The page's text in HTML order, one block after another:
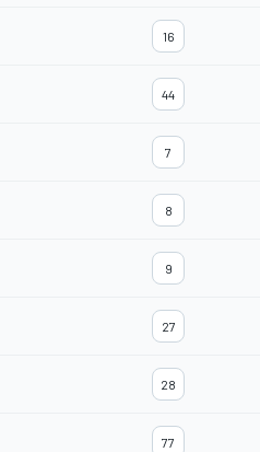
16
44
7
8
9
27
28
77